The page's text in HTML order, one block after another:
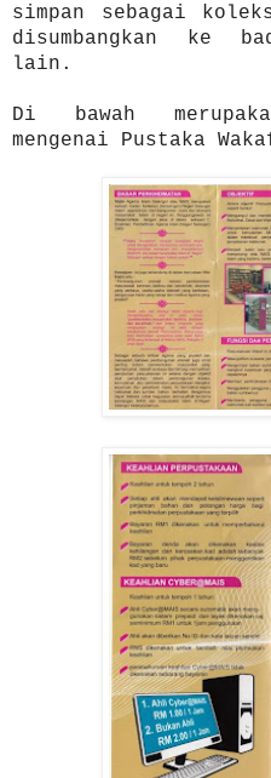
simpan sebagai
disumbangkan ke
lain.
Di bawah
mengenai Pustaka